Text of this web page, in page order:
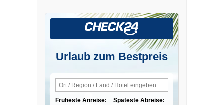
Urlaub zum Bestpreis
Früheste Anreise: Späteste Abreise: